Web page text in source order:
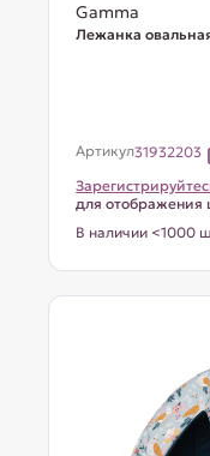
Gamma
Лежанка
Артикул31932203
для отображения
В наличии <1000